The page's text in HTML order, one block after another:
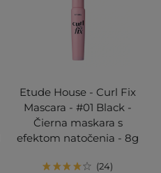
Etude House - Curl Fix
Mascara - #01 Black -
Čierna maskara s
efektom natočenia - 8g
24